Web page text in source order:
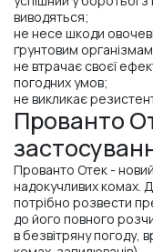
виводяться;
не несе шкоди
ґрунтовим
не втрачає своєї
погодних умов;
не викликає
Прованто
Прованто Отек -
надокучливих комах.
потрібно розвести
до його повного
в безвітряну погоду,